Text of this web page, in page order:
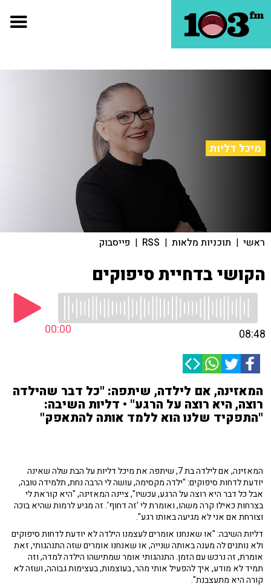
מיכל דליות
ראשי | תוכניות מלאות |
RSS
| פייסבוק
הקושי בדחיית סיפוקים
00:00 08:48
המאזינה, אם לילדה, שיתפה: "כל דבר שהילדה
רוצה, היא רוצה על הרגע" • דליות השיבה:
"התפקיד שלנו הוא ללמד אותה להתאפק"
המאזינה, אם לילדה בת 7, שיתפה את מיכל דליות על הבת שלה שאינה
יודעת לדחות סיפוקים: "ילדה מקסימה, עושה לי הרבה נחת, תלמידה טובה,
אבל כל דבר היא רוצה על הרגע, עכשיו", ציינה המאזינה, "היא קוראת לי
בצרחות כאילו קרה משהו, ואומרת לי 'זה דחוף'. זה מגיע לרמות שהיא בוכה
וצורחת אם אני לא מגיעה באותו רגע".
דליות השיבה: "או שאנחנו אומרים לעצמנו הילדה לא יודעת לדחות סיפוקים
ולא נותנים לה מענה באותה שנייה, או שאנחנו אומרים שזה התנהגותי, זאת
אומרת, זה נרכש עם הזמן. התנהגותי אומר שמתישהו הילדה למדה, וזה
תמיד לא מודע, איך להפעיל אותי מהר, בעוצמות, בעצימות גבוהה, ושזה לא
קורה היא מתעצבנת".